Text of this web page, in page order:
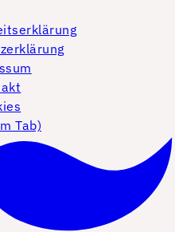
Tab)